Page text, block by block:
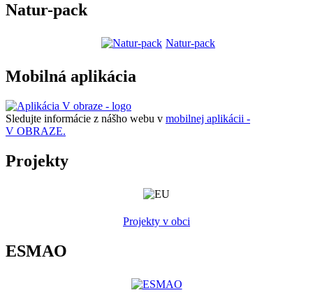
Natur-pack
Natur-pack
Mobilná aplikácia
Sledujte informácie z nášho webu v mobilnej aplikácii -
V OBRAZE.
Projekty
Projekty v obci
ESMAO